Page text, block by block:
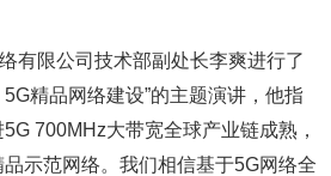
有限公司技术部副处长李爽进行了
精品网络建设”的主题演讲，他指
700MHz大带宽全球产业链成熟，
示范网络。我们相信基于5G网络全